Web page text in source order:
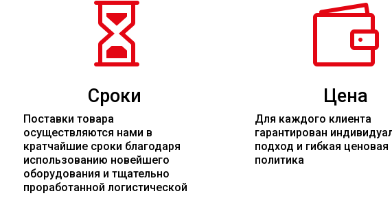

Сроки
Поставки товара
осуществляются нами в
кратчайшие сроки благодаря
использованию новейшего
оборудования и тщательно
проработанной логистической

Цена
Для каждого клиента
гарантирован
подход и гибкая ценовая
политика